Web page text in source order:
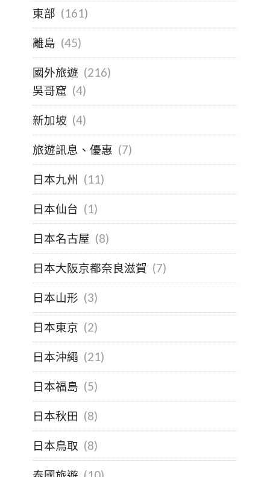
東部 (161)
離島 (45)
國外旅遊 (216)
吳哥窟 (4)
新加坡 (4)
旅遊訊息、優惠 (7)
日本九州 (11)
日本仙台 (1)
日本名古屋 (8)
日本大阪京都奈良滋賀 (7)
日本山形 (3)
日本東京 (2)
日本沖繩 (21)
日本福島 (5)
日本秋田 (8)
日本鳥取 (8)